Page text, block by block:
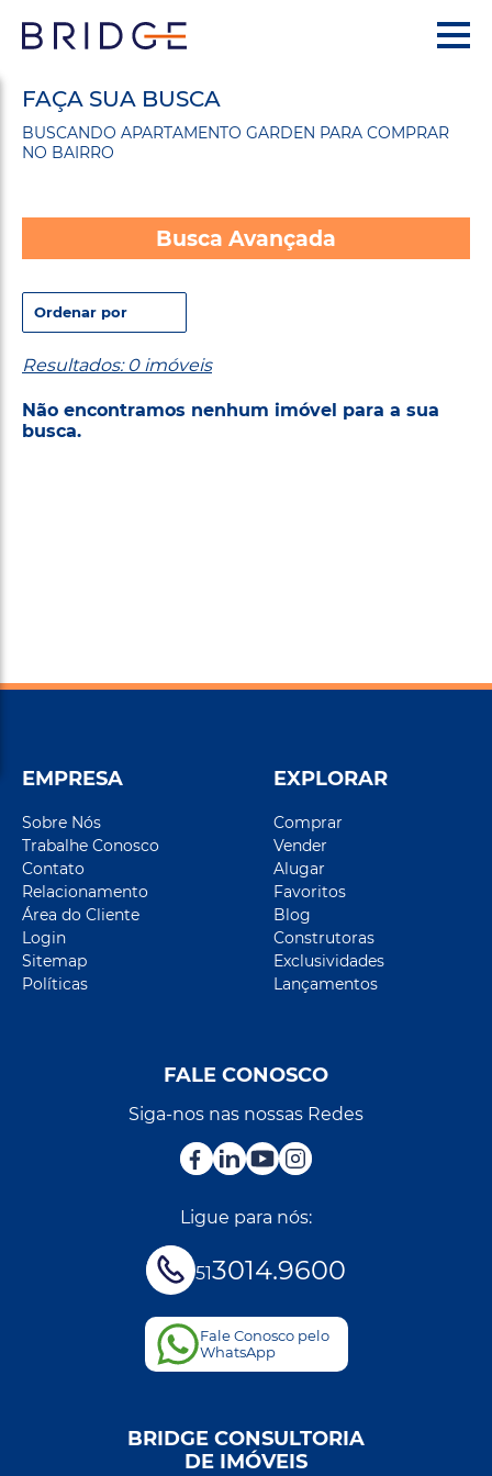
FAÇA SUA BUSCA
BUSCANDO APARTAMENTO GARDEN PARA COMPRAR
NO BAIRRO
Busca Avançada
Resultados: 0 imóveis
Não encontramos nenhum imóvel para a sua
busca.
EMPRESA
Sobre Nós
Trabalhe Conosco
Contato
Relacionamento
Área do Cliente
Login
Sitemap
Políticas
EXPLORAR
Comprar
Vender
Alugar
Favoritos
Blog
Construtoras
Exclusividades
Lançamentos
FALE CONOSCO
Siga-nos nas nossas Redes
Ligue para nós:
513014.9600
Fale Conosco pelo
WhatsApp
BRIDGE CONSULTORIA
DE IMÓVEIS